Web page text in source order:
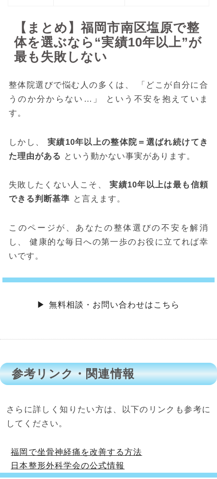
【まとめ】福岡市南区塩原で整
体を選ぶなら“実績10年以上”が
最も失敗しない
整体院選びで悩む人の多くは、 「どこが自分に合
うのか分からない…」 という不安を抱えていま
す。
しかし、 実績10年以上の整体院＝選ばれ続けてき
た理由がある という動かない事実があります。
失敗したくない人こそ、実績10年以上は最も信頼
できる判断基準 と言えます。
このページが、あなたの整体選びの不安を解消
し、 健康的な毎日への第一歩のお役に立てれば幸
いです。
▶ 無料相談・お問い合わせはこちら
参考リンク・関連情報
さらに詳しく知りたい方は、以下のリンクも参考に
してください。
福岡で坐骨神経痛を改善する方法
日本整形外科学会の公式情報